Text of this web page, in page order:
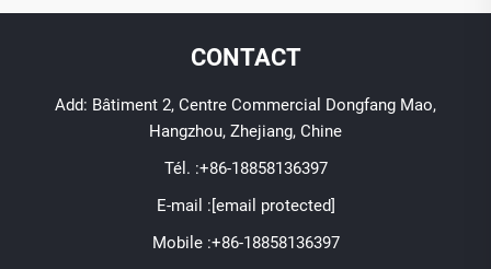
CONTACT
Add: Bâtiment 2, Centre Commercial Dongfang Mao,
Hangzhou, Zhejiang, Chine
Tél. :+86-18858136397
E-mail :[email protected]
Mobile :+86-18858136397